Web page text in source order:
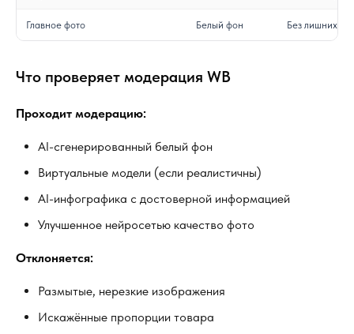
Главное фото Белый фон Без лишних
Что проверяет модерация WB
Проходит модерацию:
AI-сгенерированный белый фон
Виртуальные модели (если реалистичны)
AI-инфографика с достоверной информацией
Улучшенное нейросетью качество фото
Отклоняется:
Размытые, нерезкие изображения
Искажённые пропорции товара